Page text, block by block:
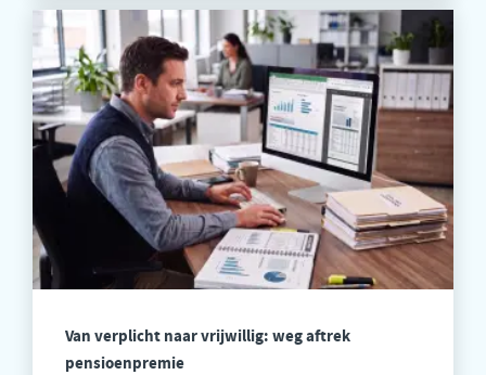
Van verplicht naar vrijwillig: weg aftrek
pensioenpremie